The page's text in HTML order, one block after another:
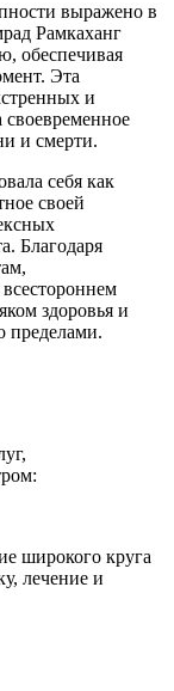
выражено в
Рамкаханг
обеспечивая
Эта
и
и смерти.
себя как
своей
Благодаря
здоровья и
пределами.
широкого круга
лечение и